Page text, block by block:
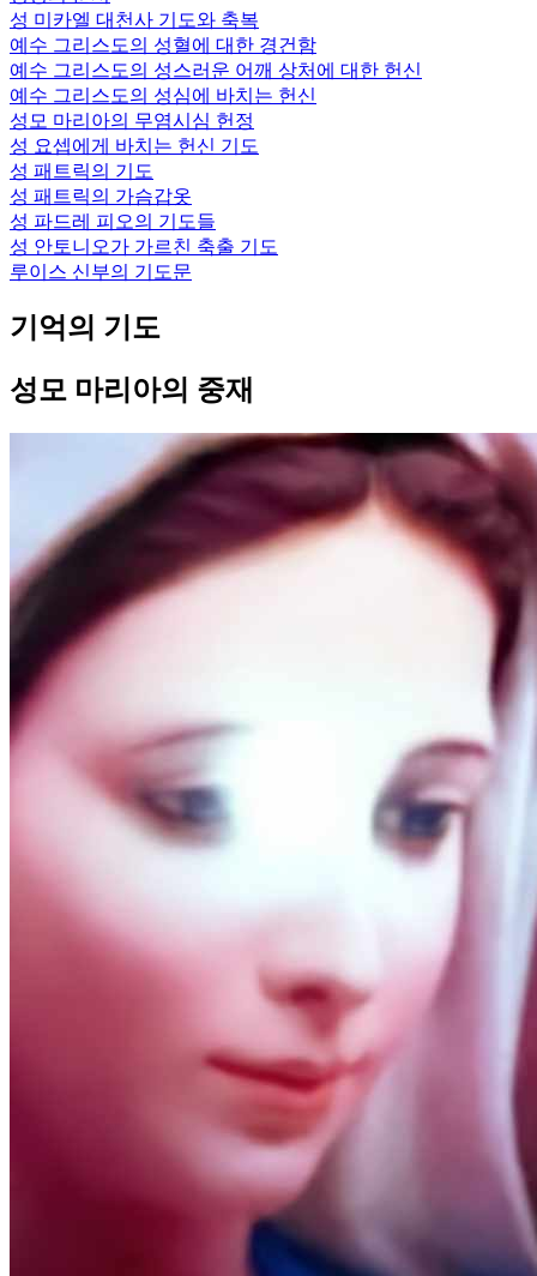
성 미카엘 대천사 기도와 축복
예수 그리스도의 성혈에 대한 경건함
예수 그리스도의 성스러운 어깨 상처에 대한 헌신
예수 그리스도의 성심에 바치는 헌신
성모 마리아의 무염시심 헌정
성 요셉에게 바치는 헌신 기도
성 패트릭의 기도
성 패트릭의 가슴갑옷
성 파드레 피오의 기도들
성 안토니오가 가르친 축출 기도
루이스 신부의 기도문
기억의 기도
성모 마리아의 중재